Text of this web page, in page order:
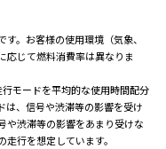
。お客様の使用環境（気象、
応じて燃料消費率は異なりま
モードを平均的な使用時間配分
は、信号や渋滞等の影響を受け
や渋滞等の影響をあまり受けな
行を想定しています。